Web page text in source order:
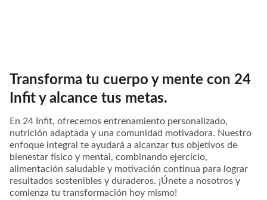
Transforma tu cuerpo y mente con 24
Infit y alcance tus metas.
En 24 Infit, ofrecemos entrenamiento personalizado,
nutrición adaptada y una comunidad motivadora. Nuestro
enfoque integral te ayudará a alcanzar tus objetivos de
bienestar físico y mental, combinando ejercicio,
alimentación saludable y motivación continua para lograr
resultados sostenibles y duraderos. ¡Únete a nosotros y
comienza tu transformación hoy mismo!